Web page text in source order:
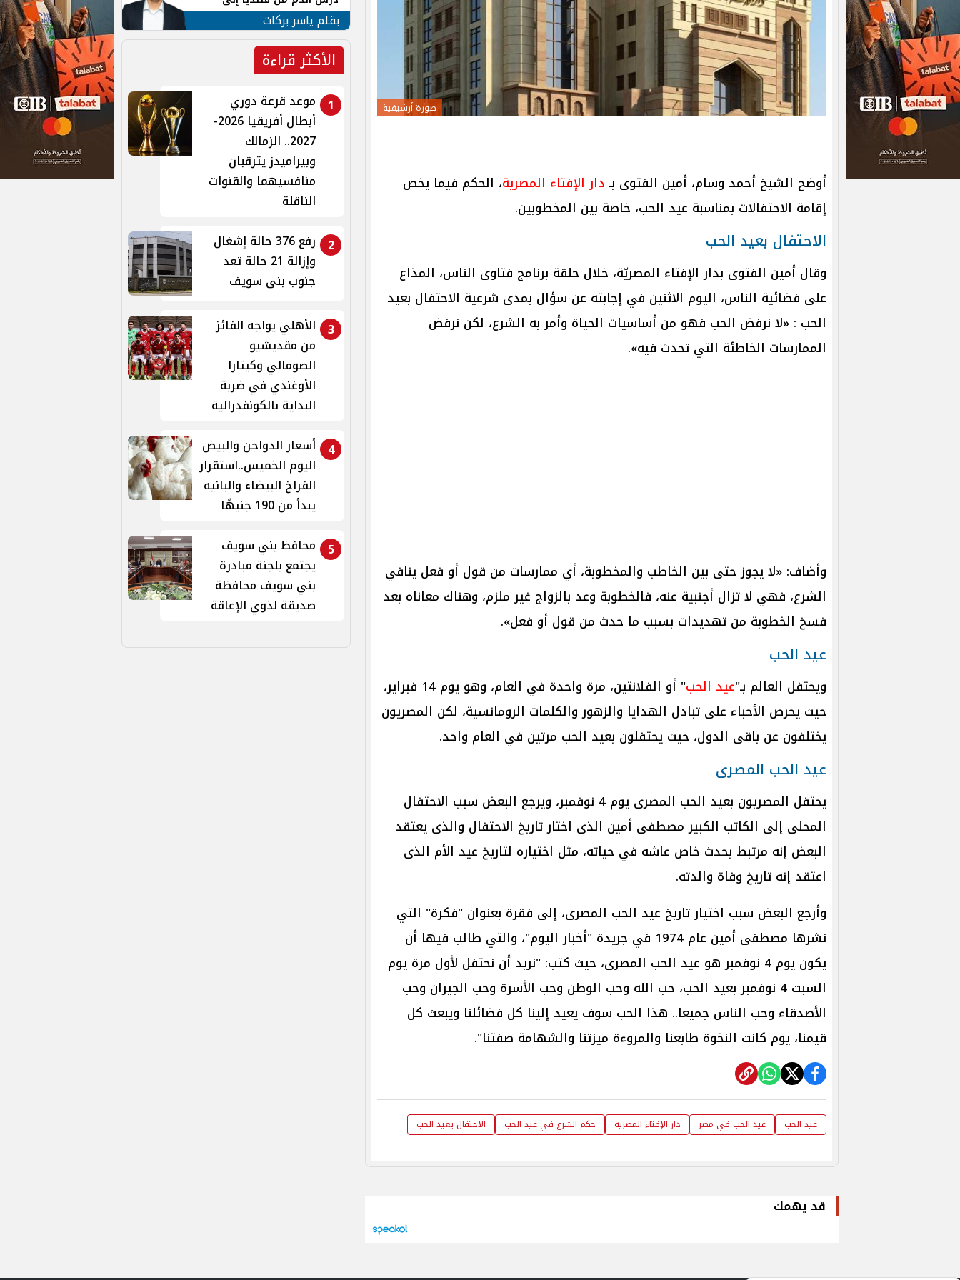
صورة أرشيفية
أوضح الشيخ أحمد وسام، أمين الفتوى بـ دار الإفتاء المصرية، الحكم فيما يخص
إقامة الاحتفالات بمناسبة عيد الحب، خاصة بين المخطوبين.
الاحتفال بعيد الحب
وقال أمين الفتوى بدار الإفتاء المصريّة، خلال حلقة برنامج فتاوى الناس، المذاع
على فضائية الناس، اليوم الاثنين في إجابته عن سؤال بمدى شرعية الاحتفال بعيد
الحب : «لا نرفض الحب فهو من أساسيات الحياة وأمر به الشرع، لكن نرفض
الممارسات الخاطئة التي تحدث فيه».
وأضاف: «لا يجوز حتى بين الخاطب والمخطوبة، أي ممارسات من قول أو فعل ينافي
الشرع، فهي لا تزال أجنبية عنه، فالخطوبة وعد بالزواج غير ملزم، وهناك معاناه بعد
فسخ الخطوبة من تهديدات بسبب ما حدث من قول أو فعل».
عيد الحب
ويحتفل العالم بـ"عيد الحب
" أو الفلانتين، مرة واحدة في العام، وهو يوم 14 فبراير،
حيث يحرص الأحباء على تبادل الهدايا والزهور والكلمات الرومانسية، لكن المصريون
يختلفون عن باقى الدول، حيث يحتفلون بعيد الحب مرتين في العام واحد.
عيد الحب المصرى
يحتفل المصريون بعيد الحب المصرى يوم 4 نوفمبر، ويرجع البعض سبب الاحتفال
المحلى إلى الكاتب الكبير مصطفى أمين الذى اختار تاريخ الاحتفال والذى يعتقد
البعض إنه مرتبط بحدث خاص عاشه في حياته، مثل اختياره لتاريخ عيد الأم الذى
اعتقد إنه تاريخ وفاة والدته.
وأرجع البعض سبب اختيار تاريخ عيد الحب المصرى، إلى فقرة بعنوان "فكرة" التي
نشرها مصطفى أمين عام 1974 في جريدة "أخبار اليوم"، والتي طالب فيها أن
يكون يوم 4 نوفمبر هو عيد الحب المصرى، حيث كتب: "نريد أن نحتفل لأول مرة يوم
السبت 4 نوفمبر بعيد الحب، حب الله وحب الوطن وحب الأسرة وحب الجيران وحب
الأصدقاء وحب الناس جميعا.. هذا الحب سوف يعيد إلينا كل فضائلنا ويبعث كل
قيمنا، يوم كانت النخوة طابعنا والمروءة ميزتنا والشهامة صفتنا".
عيد الحب عيد الحب في مصر دار الإفتاء المصرية حكم الشرع في عيد الحب الاحتفال بعيد الحب
قد يهمك
جنوب لبنان
بقلم ياسر بركات
الأكثر قراءة
1
موعد قرعة دوري
أبطال أفريقيا 2026-
2027.. الزمالك
وبيراميدز يترقبان
منافسيهما والقنوات
الناقلة
2
رفع 376 حالة إشغال
وإزالة 21 حالة تعد
جنوب بنى سويف
3 الأهلي يواجه الفائز
من مقديشيو
الصومالي وكيتارا
الأوغندي في ضربة
البداية بالكونفدرالية
4
أسعار الدواجن والبيض
اليوم الخميس..استقرار
الفراخ البيضاء والبانيه
يبدأ من 190 جنيهًا
5
محافظ بني سويف
يجتمع بلجنة مبادرة
بني سويف محافظة
صديقة لذوي الإعاقة